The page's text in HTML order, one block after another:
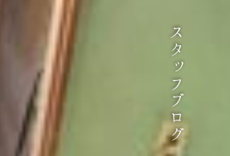
スタッフブログ